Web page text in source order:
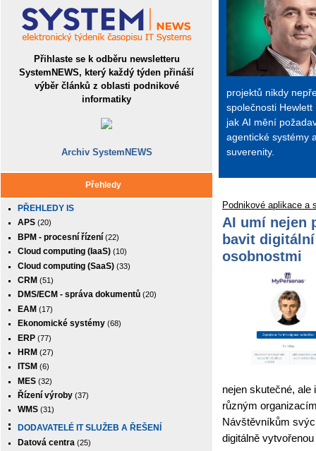
Přihlaste se k odběru newsletteru
SystemNEWS, který každý týden přináší
výběr článků z oblasti podnikové
informatiky
Archiv SystemNEWS
Přehledy
PŘEHLEDY IS
APS (20)
BPM - procesní řízení (22)
Cloud computing (IaaS) (10)
Cloud computing (SaaS) (33)
CRM (51)
DMS/ECM - správa dokumentů (20)
EAM (17)
Ekonomické systémy (68)
ERP (77)
HRM (27)
ITSM (6)
MES (32)
Řízení výroby (37)
WMS (31)
DODAVATELÉ IT SLUŽEB A ŘEŠENÍ
Datová centra (25)
projektů nikdy
společnosti
jak AI mění
agentické systémy
suverenity.
Podnikové aplikace a
AI umí nejen
bavit
osobnostmi
nejen skutečné, ale
různým
Návštěvníkům
digitálně